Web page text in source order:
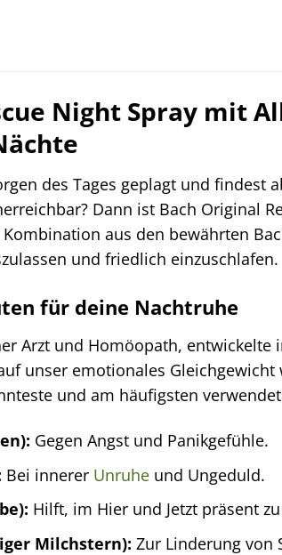
Night Spray mit
des Tages geplagt und findest
Dann ist Bach Original
aus den bewährten
und friedlich einzuschlafen.
für deine Nachtruhe
Arzt und Homöopath, entwickelte
unser emotionales
und am häufigsten
Gegen Angst und Panikgefühle.
Bei innerer Unruheund Ungeduld.
Hilft, im Hier und Jetzt präsent
Milchstern): Zur Linderung von